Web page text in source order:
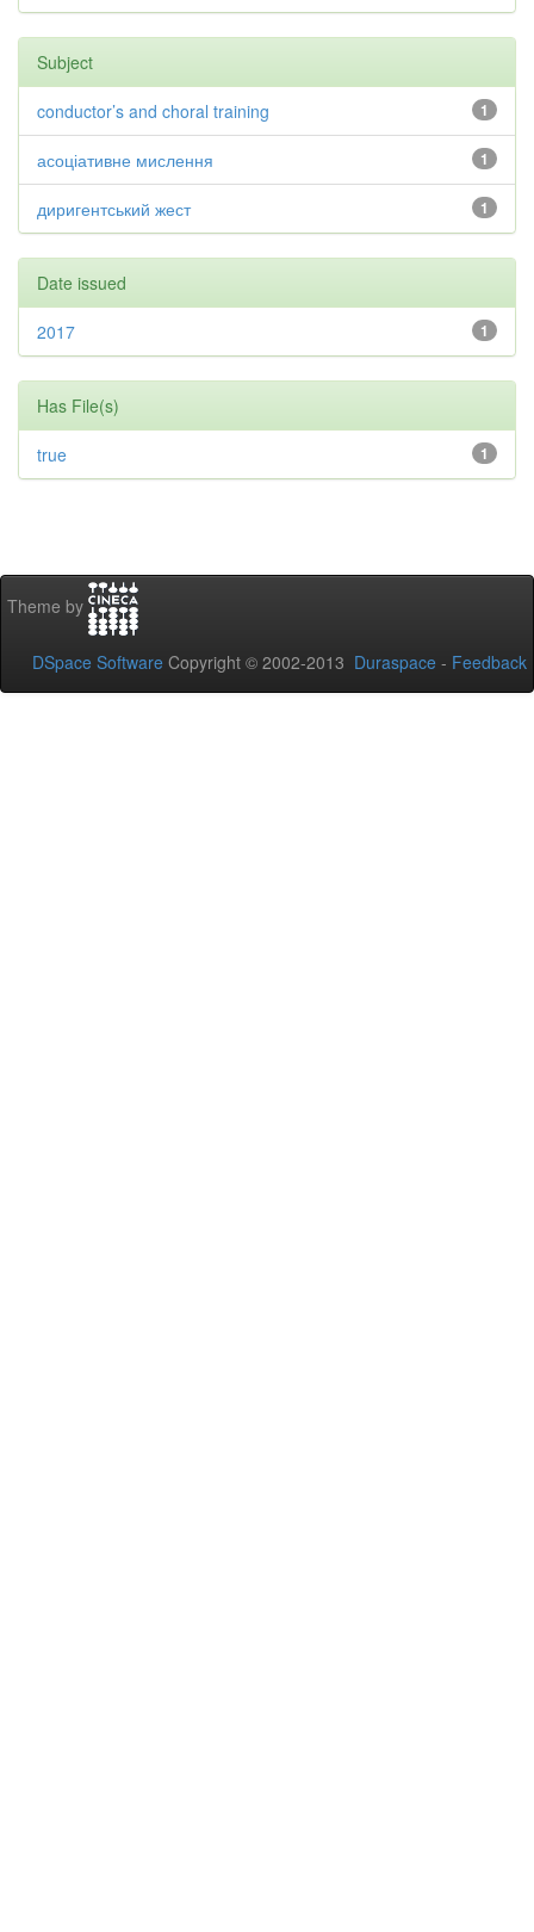
Subject
1
conductor’s and choral training
1
асоціативне мислення
1
диригентський жест
Date issued
1
2017
Has File(s)
1
true
Theme by
DSpace Software Copyright © 2002-2013 Duraspace - Feedback